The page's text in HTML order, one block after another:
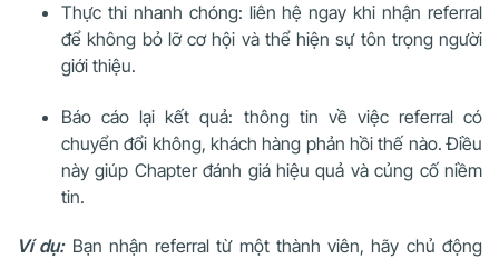
Thực thi nhanh chóng: liên hệ ngay khi nhận referral
để không bỏ lỡ cơ hội và thể hiện sự tôn trọng người
giới thiệu.
Báo cáo lại kết quả: thông tin về việc referral có
chuyển đổi không, khách hàng phản hồi thế nào. Điều
này giúp Chapter đánh giá hiệu quả và củng cố niềm
tin.
Ví dụ:Bạn nhận referral từ một thành viên, hãy chủ động